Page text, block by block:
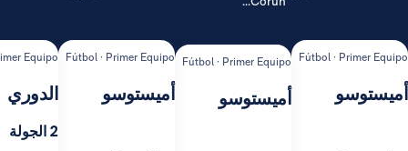
Fútbol
Fútbol · Primer Equipo
أميستوسو
Fútbol · Primer Equipo
أميستوسو
Fútbol · Primer Equipo
الدوري
1 الجولة